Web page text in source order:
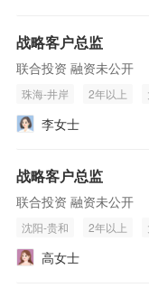
战略客户总监
联合投资 融资未公开
珠海-井岸 2年以上
李女士
战略客户总监
联合投资 融资未公开
沈阳-贵和 2年以上
高女士